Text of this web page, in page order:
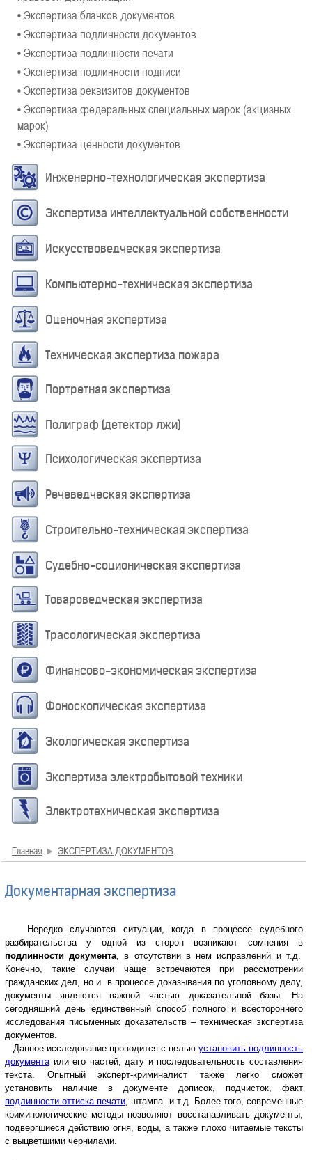
• Экспертиза бланков документов
• Экспертиза подлинности документов
• Экспертиза подлинности печати
• Экспертиза подлинности подписи
• Экспертиза реквизитов документов
• Экспертиза федеральных специальных марок (акцизных
марок)
• Экспертиза ценности документов
Инженерно-технологическая экспертиза
Экспертиза интеллектуальной собственности
Искусствоведческая экспертиза
Компьютерно-техническая экспертиза
Оценочная экспертиза
Техническая экспертиза пожара
Портретная экспертиза
Полиграф (детектор лжи)
Психологическая экспертиза
Речеведческая экспертиза
Строительно-техническая экспертиза
Судебно-соционическая экспертиза
Товароведческая экспертиза
Трасологическая экспертиза
Финансово-экономическая экспертиза
Фоноскопическая экспертиза
Экологическая экспертиза
Экспертиза электробытовой техники
Электротехническая экспертиза
Главная ЭКСПЕРТИЗА ДОКУМЕНТОВ
Документарная экспертиза
Нередко случаются ситуации, когда в процессе судебного
разбирательства у одной из сторон возникают сомнения в
подлинности документа, в отсутствии в нем исправлений и т.д.
Конечно, такие случаи чаще встречаются при рассмотрении
гражданских дел, но и в процессе доказывания по уголовному делу,
документы являются важной частью доказательной базы. На
сегодняшний день единственный способ полного и всестороннего
исследования письменных доказательств – техническая экспертиза
документов.
Данное исследование проводится с целью установить подлинность
документаили его частей, дату и последовательность составления
текста. Опытный эксперт-криминалист также легко сможет
установить наличие в документе дописок, подчисток, факт
подлинности оттиска печати, штампа и т.д. Более того, современные
криминологические методы позволяют восстанавливать документы,
подвергшиеся действию огня, воды, а также плохо читаемые тексты
с выцветшими чернилами.